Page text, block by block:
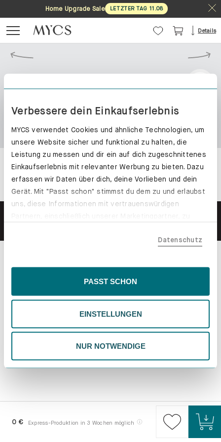
Verbessere dein Einkaufserlebnis
MYCS verwendet Cookies und ähnliche Technologien, um
unsere Website sicher und funktional zu halten, die
Leistung zu messen und dir ein auf dich zugeschnittenes
Einkaufserlebnis mit relevanter Werbung zu bieten. Dazu
erfassen wir Daten über dich, deine Vorlieben und dein
Gerät. Mit "Passt schon" stimmst du dem zu und erlaubst
uns, diese Informationen mit vertrauenswürdigen
der EU, beispielsweise in den USA, verarbeitet werden
Inhalte eingeschränkt sein könnten. Wähle
deiner Präferenzen. Du kannst deine Wahl jederzeit
ändern. Weitere Informationen findest du in unserer
Datenschutzrichtlinie.
Datenschutz
PASST SCHON
EINSTELLUNGEN
NUR NOTWENDIGE
Home Upgrade Sale LETZTER TAG 11 .08
Details
0 € Express-Produktion in 3 Wochen möglich